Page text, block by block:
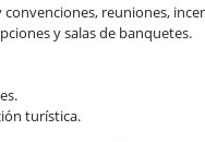
reuniones,
y salas de banquetes.
turística.